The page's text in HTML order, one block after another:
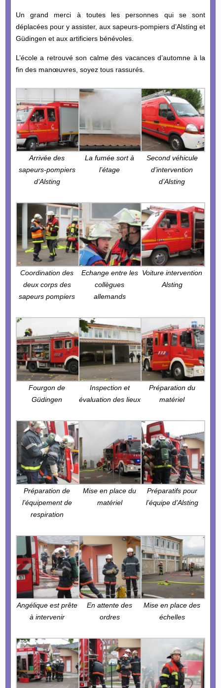
Un grand merci à toutes les personnes qui se sont
déplacées pour y assister, aux sapeurs-pompiers d’Alsting et
Güdingen et aux artificiers bénévoles.
L’école a retrouvé son calme des vacances d’automne à la
fin des manœuvres, soyez tous rassurés.
Arrivée des
sapeurs-pompiers
d’Alsting
La fumée sort à
l’étage
Second véhicule
d’intervention
d’Alsting
Coordination des
deux corps des
sapeurs pompiers
Echange entre les
collègues
allemands
Voiture intervention
Alsting
Fourgon de
Güdingen
Inspection et
évaluation des lieux
Préparation du
matériel
Préparation de
l’équipement de
respiration
Mise en place du
matériel
Préparatifs pour
l’équipe d’Alsting
Angélique est prête
à intervenir
En attente des
ordres
Mise en place des
échelles